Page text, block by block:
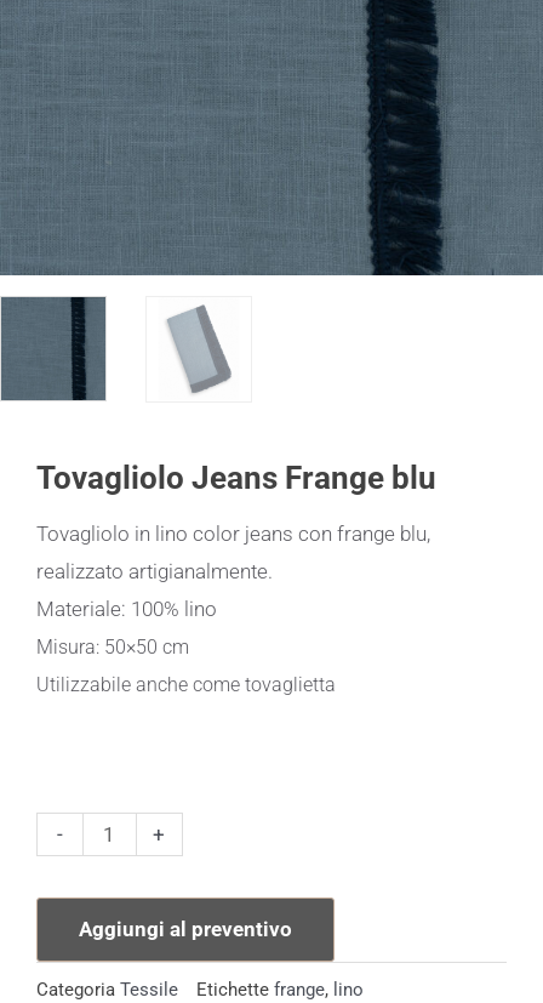
Tovagliolo Jeans Frange blu
Tovagliolo in lino color jeans con frange blu,
realizzato artigianalmente.
Materiale: 100% lino
Misura: 50×50 cm
Utilizzabile anche come tovaglietta
-
Tovagliolo
Frange
quantità
+
Aggiungi al preventivo
Categoria Tessile Etichette frange, lino